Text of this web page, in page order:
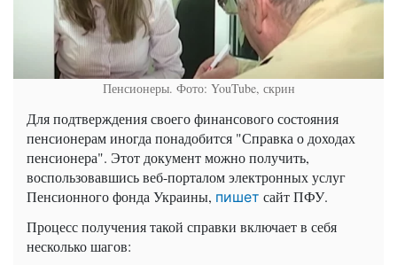
Пенсионеры. Фото: YouTube, скрин
Для подтверждения своего финансового состояния
пенсионерам иногда понадобится "Справка о доходах
пенсионера". Этот документ можно получить,
воспользовавшись веб-порталом электронных услуг
Пенсионного фонда Украины, пишет сайт ПФУ.
Процесс получения такой справки включает в себя
несколько шагов: